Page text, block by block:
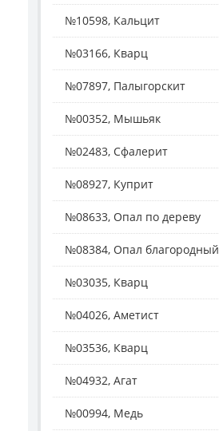
№10598, Кальцит
№03166, Кварц
№07897, Палыгорскит
№00352, Мышьяк
№02483, Сфалерит
№08927, Куприт
№08633, Опал по дереву
№08384, Опал благородный
№03035, Кварц
№04026, Аметист
№03536, Кварц
№04932, Агат
№00994, Медь